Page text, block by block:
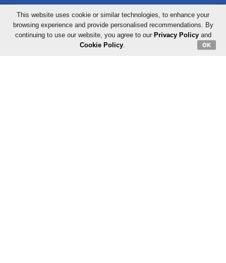
સ્પોર્ટ્સ
This website uses cookie or similar technologies, to enhance your
browsing experience and provide personalised recommendations. By
continuing to use our website, you agree to our Privacy Policyand
Cookie Policy. OK